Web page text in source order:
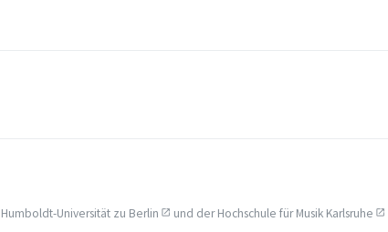
Humboldt-Universität zu Berlin und derHochschule für Musik Karlsruhe